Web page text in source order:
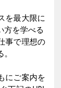
を最大限に
方を学べる
事で理想の
にご案内を